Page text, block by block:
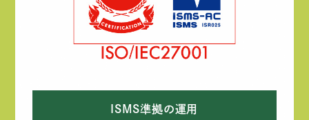
ISMS準拠の運用